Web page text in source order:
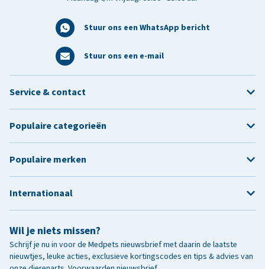
Stuur ons een WhatsApp bericht
Stuur ons een e-mail
Wil je niets missen?
Schrijf je nu in voor de Medpets nieuwsbrief met daarin de laatste
nieuwtjes, leuke acties, exclusieve kortingscodes en tips & advies van
Service & contact
Populaire categorieën
Populaire merken
Internationaal